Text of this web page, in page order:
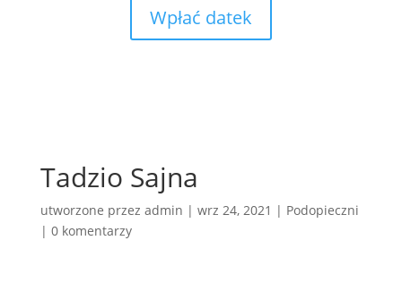
Wpłać datek
Tadzio Sajna
utworzone przez admin | wrz 24, 2021 | Podopieczni
| 0 komentarzy